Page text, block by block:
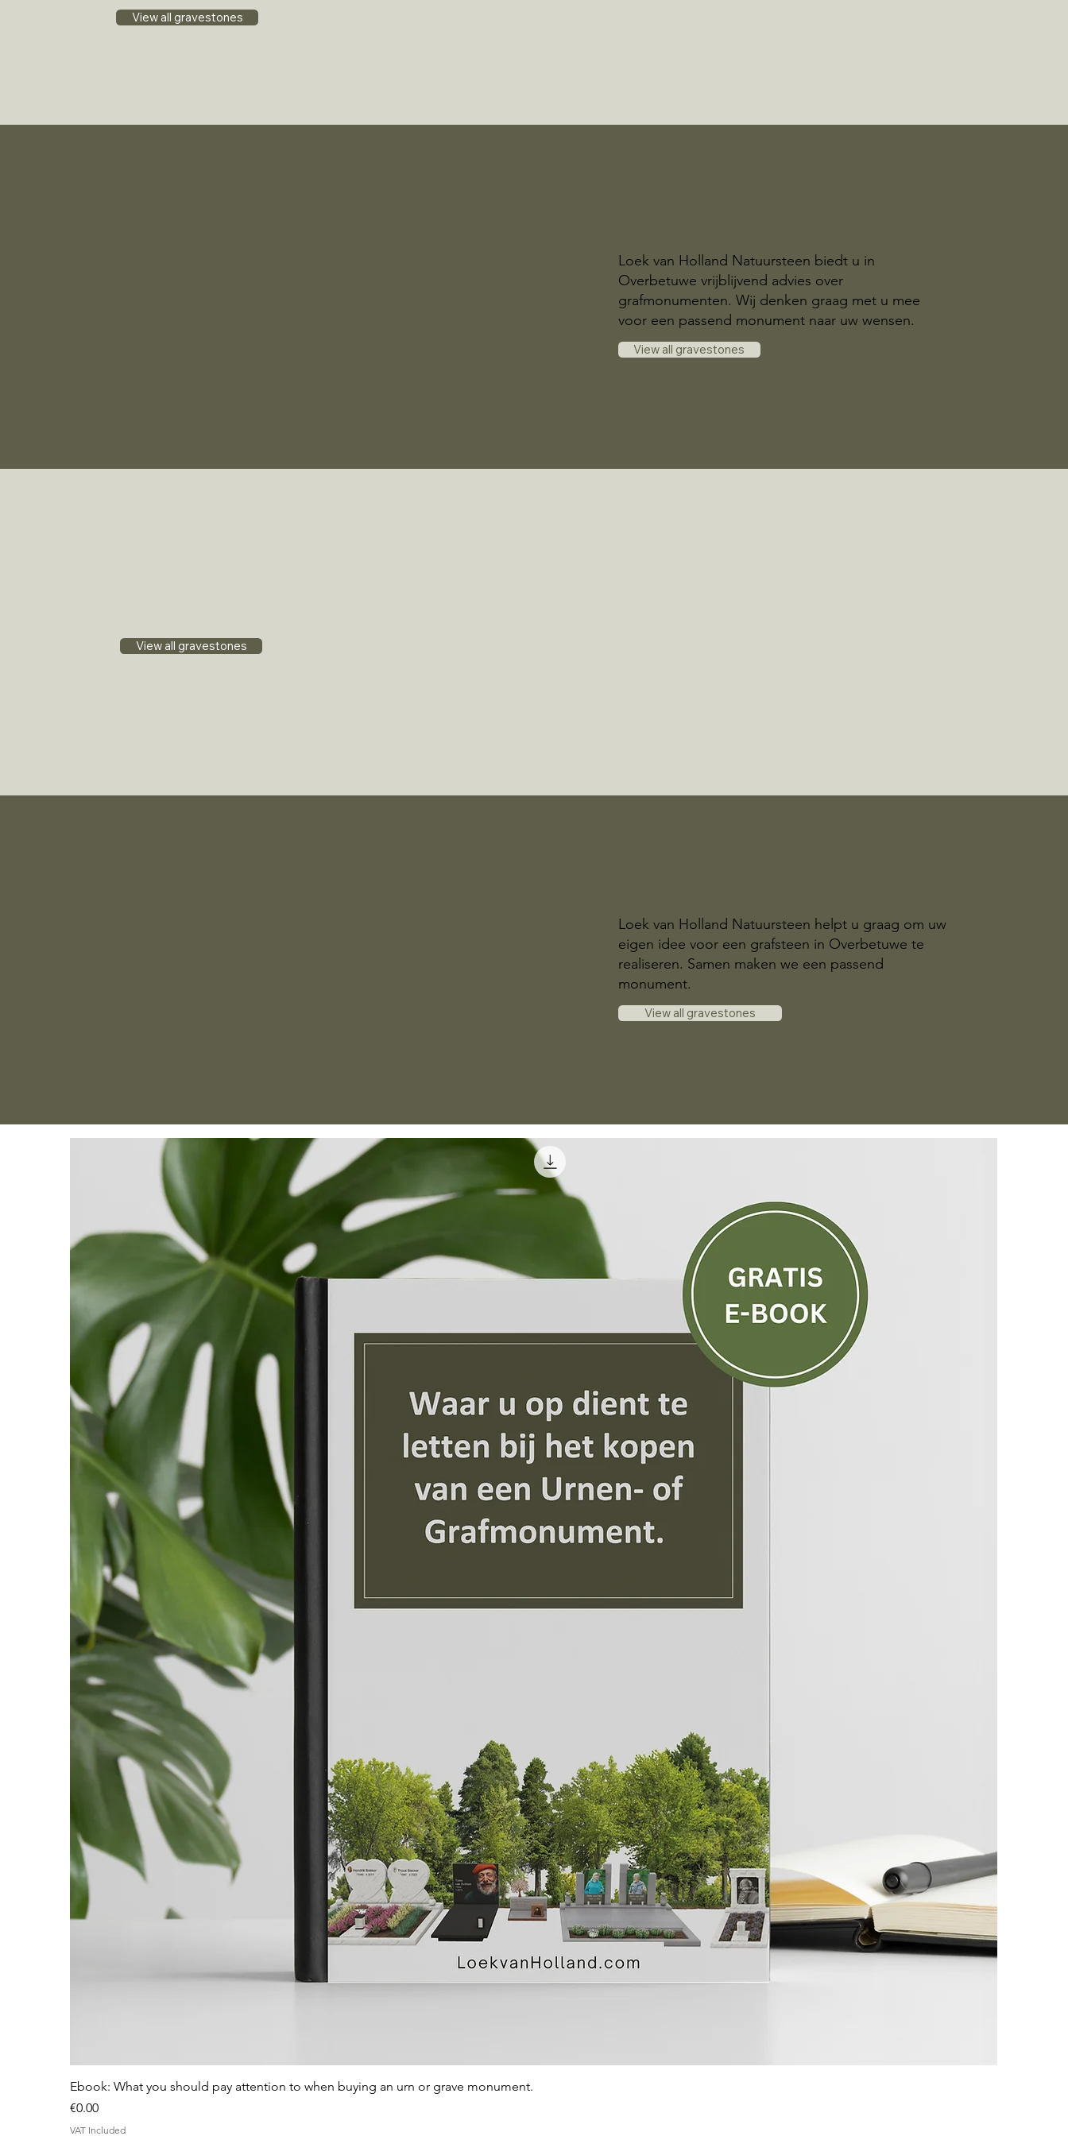
View all gravestones
Loek van Holland Natuursteen biedt u in
Overbetuwe vrijblijvend advies over
grafmonumenten. Wij denken graag met u mee
voor een passend monument naar uw wensen.
View all gravestones
View all gravestones
Loek van Holland Natuursteen helpt u graag om uw
eigen idee voor een grafsteen in Overbetuwe te
realiseren. Samen maken we een passend
monument.
View all gravestones
Quick View
Ebook: What you should pay attention to when buying an urn or grave monument.
Price
€0.00
VAT Included